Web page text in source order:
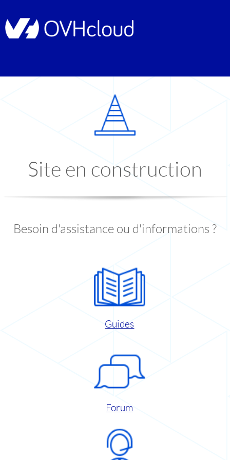
Site en construction
Besoin d'assistance ou d'informations ?
Guides
Forum